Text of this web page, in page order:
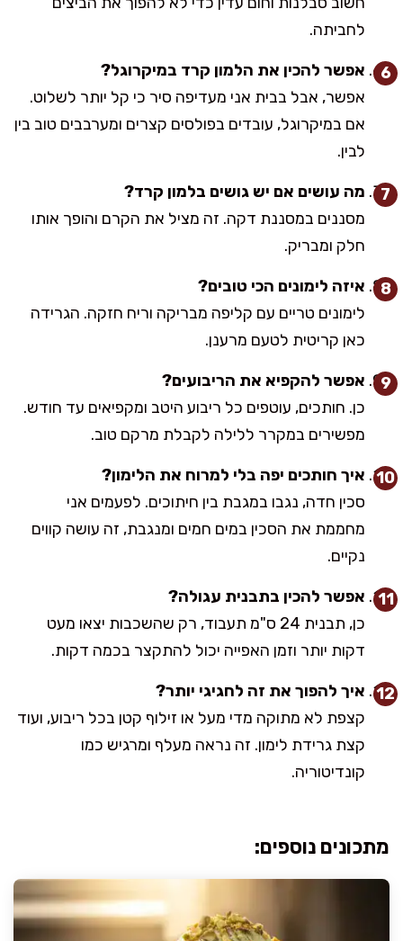
לחביתה.
אפשר להכין את הלמון קרד במיקרוגל?
אפשר, אבל בבית אני מעדיפה סיר כי קל יותר לשלוט.
אם במיקרוגל, עובדים בפולסים קצרים ומערבבים טוב בין
לבין.
מה עושים אם יש גושים בלמון קרד?
מסננים במסננת דקה. זה מציל את הקרם והופך אותו
חלק ומבריק.
איזה לימונים הכי טובים?
לימונים טריים עם קליפה מבריקה וריח חזקה. הגרידה
כאן קריטית לטעם מרענן.
אפשר להקפיא את הריבועים?
כן. חותכים, עוטפים כל ריבוע היטב ומקפיאים עד חודש.
מפשירים במקרר ללילה לקבלת מרקם טוב.
איך חותכים יפה בלי למרוח את הלימון?
סכין חדה, נגבו במגבת בין חיתוכים. לפעמים אני
מחממת את הסכין במים חמים ומנגבת, זה עושה קווים
נקיים.
אפשר להכין בתבנית עגולה?
כן, תבנית 24 ס"מ תעבוד, רק שהשכבות יצאו מעט
דקות יותר וזמן האפייה יכול להתקצר בכמה דקות.
איך להפוך את זה לחגיגי יותר?
קצפת לא מתוקה מדי מעל או זילוף קטן בכל ריבוע, ועוד
קצת גרידת לימון. זה נראה מעלף ומרגיש כמו
קונדיטוריה.
מתכונים נוספים: